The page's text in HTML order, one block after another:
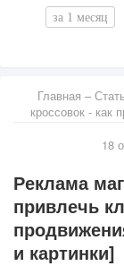
за 1 месяц
Главная –
кроссовок - как
18
Реклама
привлечь
и картинки]